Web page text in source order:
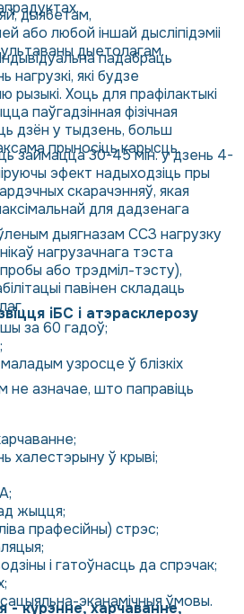
дыябетам,
або любой іншай дысліпідэміі
дыетолагам.
падабраць
нагрузкі, які будзе
рызыкі. Хоць для прафілактыкі
паўгадзінная фізічная
дзён у тыдзень, больш
прыносіць карысць.
займацца 30-45 мін. у дзень 4-
эфект надыходзіць пры
скарачэнняў, якая
для дадзенага
дыягназам ССЗ нагрузку
нагрузачнага тэста
або трэдміл-тэсту),
павінен складаць
іБС і атэрасклерозу
за 60 гадоў;
узросце ў блізкіх
не азначае, што паправіць
халестэрыну ў крыві;
жыцця;
прафесійны) стрэс;
і гатоўнасць да спрэчак;
эканамічныя ўмовы.
- курэнне, харчаванне,